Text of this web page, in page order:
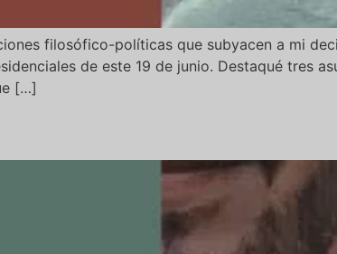
filosófico-políticas que subyacen a mi
de este 19 de junio. Destaqué tres
[…]